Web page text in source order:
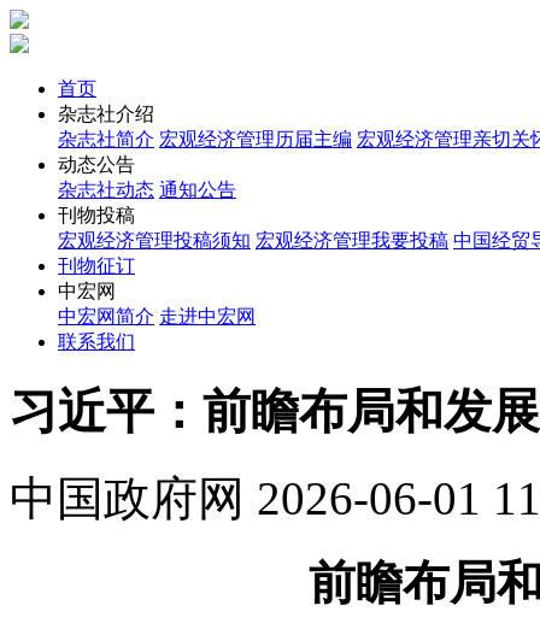
首页
杂志社介绍
杂志社简介 宏观经济管理历届主编 宏观经济管理亲切关
动态公告
杂志社动态 通知公告
刊物投稿
宏观经济管理投稿须知 宏观经济管理我要投稿 中国经贸
刊物征订
中宏网
中宏网简介 走进中宏网
联系我们
习近平：前瞻布局和发
中国政府网 2026-06-01
前瞻布局